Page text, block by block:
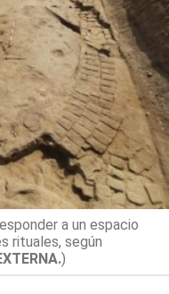
a un espacio
rituales, según
)